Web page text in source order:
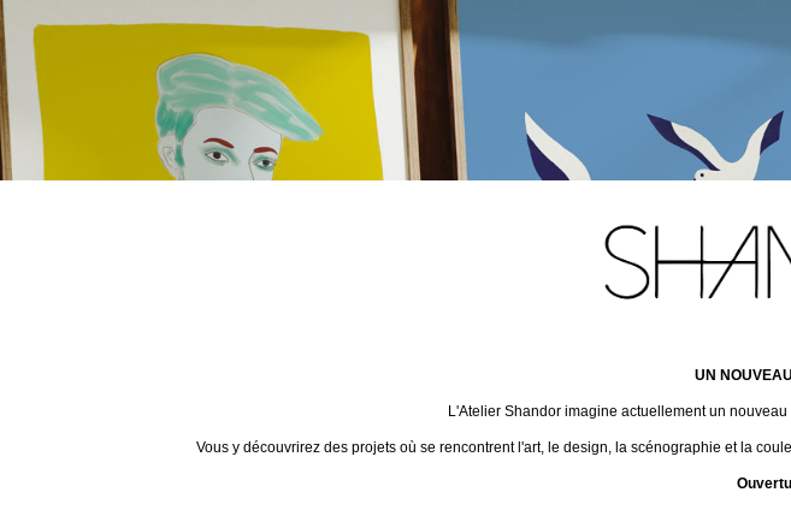
UN
L'Atelier Shandor imagine actuellement un
Vous y découvrirez des projets où se rencontrent l'art, le design, la scénographie et la